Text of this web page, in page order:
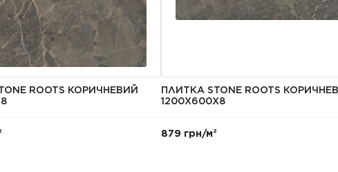
ROOTS КОРИЧНЕВИЙ
ПЛИТКА STONE ROOTS
1200Х600Х8
879 грн/м²